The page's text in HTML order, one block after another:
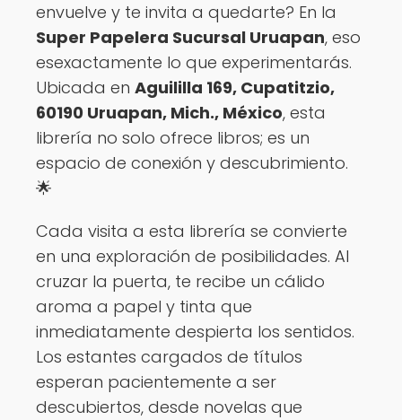
envuelve y te invita a quedarte? En la
Super Papelera Sucursal Uruapan, eso
esexactamente lo que experimentarás.
Ubicada en Aguililla 169, Cupatitzio,
60190 Uruapan, Mich., México, esta
librería no solo ofrece libros; es un
espacio de conexión y descubrimiento.
🌟
Cada visita a esta librería se convierte
en una exploración de posibilidades. Al
cruzar la puerta, te recibe un cálido
aroma a papel y tinta que
inmediatamente despierta los sentidos.
Los estantes cargados de títulos
esperan pacientemente a ser
descubiertos, desde novelas que